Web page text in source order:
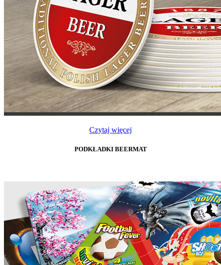
Czytaj więcej
PODKŁADKI BEERMAT